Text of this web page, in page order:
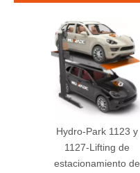
Hydro-Park 1123 y
1127-Lifting de
estacionamiento de